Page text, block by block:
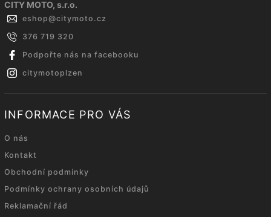
CITY MOTO, s.r.o.
eshop@citymoto.cz
376 719 320
Podpořte nás na facebooku
citymotoplzen
INFORMACE PRO VÁS
O nás
Kontakt
Obchodní podmínky
Podmínky ochrany osobních údajů
Reklamační řád